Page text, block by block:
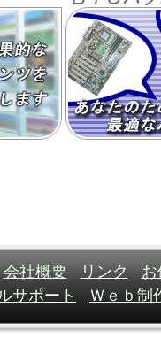
会社概要 リンク
お
サポート
Ｗｅｂ制